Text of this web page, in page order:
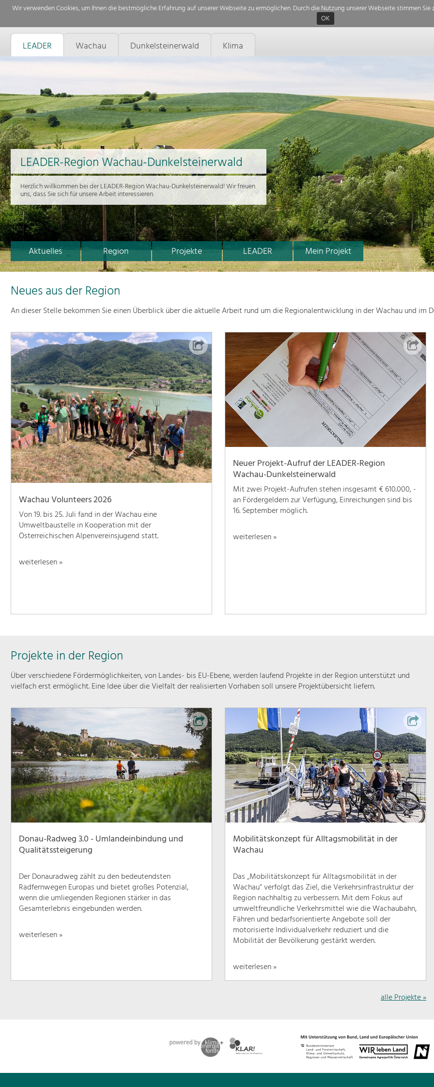
Wir verwenden Cookies, um Ihnen die bestmögliche Erfahrung auf unserer Webseite zu ermöglichen. Durch die Nutzung unserer Webseite stimmen
OK
LEADER Wachau Dunkelsteinerwald Klima
Aktuelles Region Projekte LEADER Mein Projekt
LEADER-Region Wachau-Dunkelsteinerwald
Herzlich willkommen bei der LEADER-Region Wachau-Dunkelsteinerwald! Wir freuen
uns, dass Sie sich für unsere Arbeit interessieren.
Neues aus der Region
An dieser Stelle bekommen Sie einen Überblick über die aktuelle Arbeit rund um die Regionalentwicklung in der Wachau und im
Wachau Volunteers 2026
Von 19. bis 25. Juli fand in der Wachau eine
Umweltbaustelle in Kooperation mit der
Österreichischen Alpenvereinsjugend statt.
weiterlesen »
Neuer Projekt-Aufruf der LEADER-Region
Wachau-Dunkelsteinerwald
Mit zwei Projekt-Aufrufen stehen insgesamt € 610.000, -
an Fördergeldern zur Verfügung, Einreichungen sind bis
16. September möglich.
weiterlesen »
Projekte in der Region
Über verschiedene Fördermöglichkeiten, von Landes- bis EU-Ebene, werden laufend Projekte in der Region unterstützt und
vielfach erst ermöglicht. Eine Idee über die Vielfalt der realisierten Vorhaben soll unsere Projektübersicht liefern.
Donau-Radweg 3.0 - Umlandeinbindung und
Qualitätssteigerung
Der Donauradweg zählt zu den bedeutendsten
Radfernwegen Europas und bietet großes Potenzial,
wenn die umliegenden Regionen stärker in das
Gesamterlebnis eingebunden werden.
weiterlesen »
Mobilitätskonzept für Alltagsmobilität in der
Wachau
Das „Mobilitätskonzept für Alltagsmobilität in der
Wachau“ verfolgt das Ziel, die Verkehrsinfrastruktur der
Region nachhaltig zu verbessern. Mit dem Fokus auf
umweltfreundliche Verkehrsmittel wie die Wachaubahn,
Fähren und bedarfsorientierte Angebote soll der
motorisierte Individualverkehr reduziert und die
Mobilität der Bevölkerung gestärkt werden.
weiterlesen »
alle Projekte »